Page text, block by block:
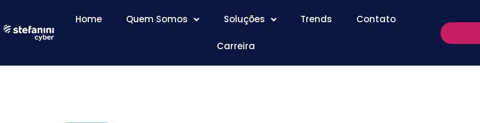
Home Quem Somos Soluções Trends Contato
Carreira